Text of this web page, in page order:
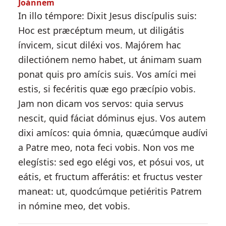
Joánnem
In illo témpore: Dixit Jesus discípulis suis:
Hoc est præcéptum meum, ut diligátis
ínvicem, sicut diléxi vos. Majórem hac
dilectiónem nemo habet, ut ánimam suam
ponat quis pro amícis suis. Vos amíci mei
estis, si fecéritis quæ ego præcípio vobis.
Jam non dicam vos servos: quia servus
nescit, quid fáciat dóminus ejus. Vos autem
dixi amícos: quia ómnia, quæcúmque audívi
a Patre meo, nota feci vobis. Non vos me
elegístis: sed ego elégi vos, et pósui vos, ut
eátis, et fructum afferátis: et fructus vester
maneat: ut, quodcúmque petiéritis Patrem
in nómine meo, det vobis.